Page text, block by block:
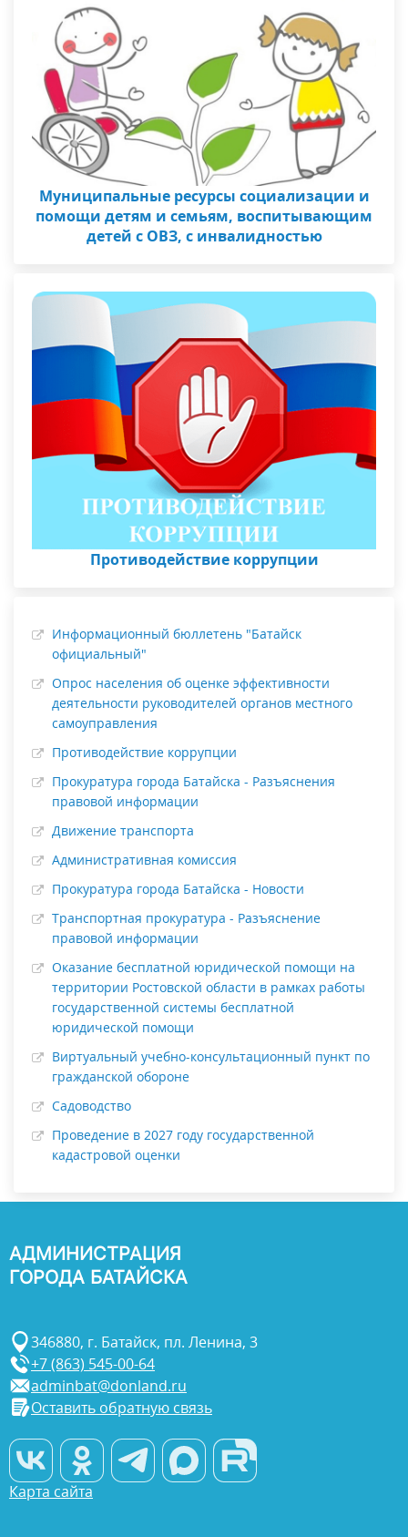
Муниципальные ресурсы социализации и
помощи детям и семьям, воспитывающим
детей с ОВЗ, с инвалидностью
Противодействие коррупции
Информационный бюллетень "Батайск
официальный"
Опрос населения об оценке эффективности
деятельности руководителей органов местного
самоуправления
Противодействие коррупции
Прокуратура города Батайска - Разъяснения
правовой информации
Движение транспорта
Административная комиссия
Прокуратура города Батайска - Новости
Транспортная прокуратура - Разъяснение
правовой информации
Оказание бесплатной юридической помощи на
территории Ростовской области в рамках работы
государственной системы бесплатной
юридической помощи
Виртуальный учебно-консультационный пункт по
гражданской обороне
Садоводство
Проведение в 2027 году государственной
кадастровой оценки
АДМИНИСТРАЦИЯ
ГОРОДА БАТАЙСКА
346880, г. Батайск, пл. Ленина, 3
+7 (863) 545-00-64
adminbat@donland.ru
Оставить обратную связь
Карта сайта